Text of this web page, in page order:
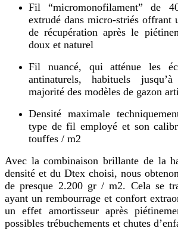
Fil “micromonofilament” de
extrudé dans micro-striés offrant
de récupération après le
doux et naturel
Fil nuancé, qui atténue les
antinaturels, habituels
majorité des modèles de gazon
Densité maximale
type de fil employé et son
touffes / m2
Avec la combinaison brillante de la
densité et du Dtex choisi, nous
de presque 2.200 gr / m2. Cela se
ayant un rembourrage et confort
un effet amortisseur après
possibles trébuchements et chutes